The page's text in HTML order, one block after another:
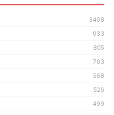
3408
933
805
763
568
526
499